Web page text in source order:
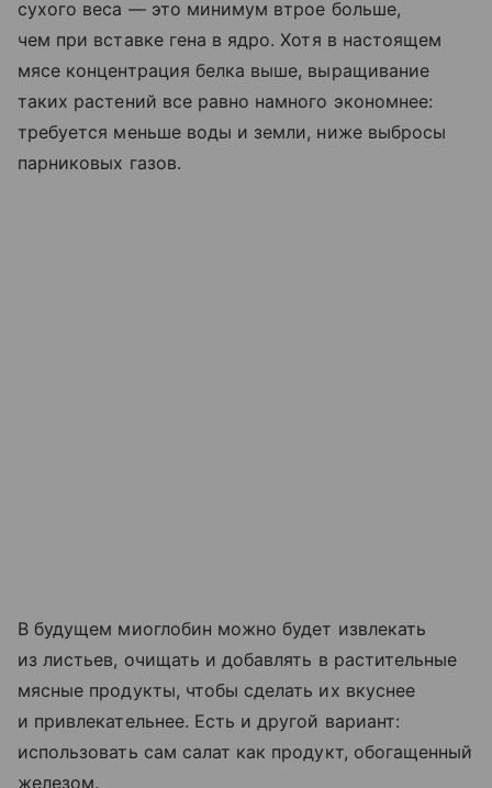
сухого веса — это минимум втрое больше,
чем при вставке гена в ядро. Хотя в настоящем
мясе концентрация белка выше, выращивание
таких растений все равно намного экономнее:
требуется меньше воды и земли, ниже выбросы
парниковых газов.
В будущем миоглобин можно будет извлекать
из листьев, очищать и добавлять в растительные
мясные продукты, чтобы сделать их вкуснее
и привлекательнее. Есть и другой вариант:
использовать сам салат как продукт, обогащенный
железом.